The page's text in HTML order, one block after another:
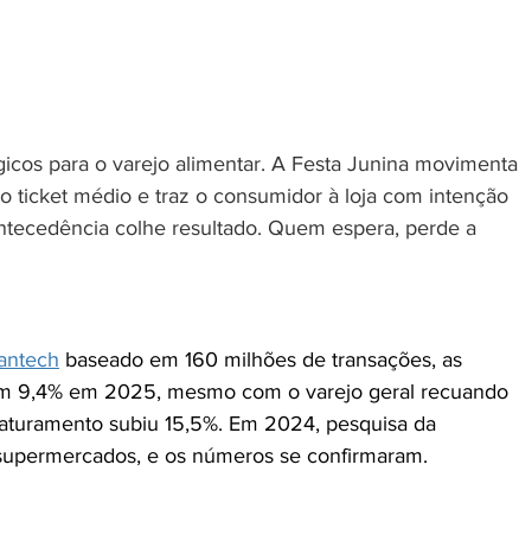
para o varejo alimentar. A Festa Junina movimenta
ticket médio e traz o consumidor à loja com intenção
colhe resultado. Quem espera, perde a
baseado em 160 milhões de transações, as
9,4% em 2025, mesmo com o varejo geral recuando
subiu 15,5%. Em 2024, pesquisa da
e os números se confirmaram.